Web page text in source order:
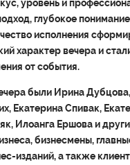
уровень и
глубокое
исполнения
характер вечера и
от события.
были Ирина
Екатерина Спивак,
Илоанга Ершова и
бизнесмены,
изданий, а также